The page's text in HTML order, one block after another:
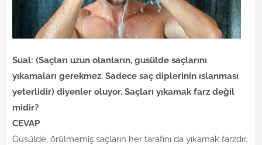
Sual: (Saçları uzun olanların, gusülde saçlarını
yıkamaları gerekmez. Sadece saç diplerinin ıslanması
yeterlidir) diyenler oluyor. Saçları yıkamak farz değil
midir?
CEVAP
Gusülde, örülmemiş saçların her tarafını da yıkamak farzdır.